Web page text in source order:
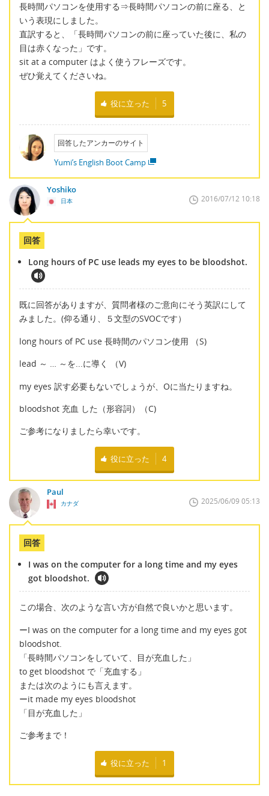
長時間パソコンを使用する⇒長時間パソコンの前に座る、と
いう表現にしました。
直訳すると、「長時間パソコンの前に座っていた後に、私の
目は赤くなった」です。
sit at a computer はよく使うフレーズです。
ぜひ覚えてくださいね。
役に立った 5
回答したアンカーのサイト
Yumi’s English Boot Camp
Yoshiko
日本 2016/07/12 10:18
回答
Long hours of PC use leads my eyes to be bloodshot.
既に回答がありますが、質問者様のご意向にそう英訳にして
みました。(仰る通り、５文型のSVOCです）
long hours of PC use 長時間のパソコン使用 （S)
lead ～ … ～を...に導く （V)
my eyes 訳す必要もないでしょうが、Oに当たりますね。
bloodshot 充血 した（形容詞）（C)
ご参考になりましたら幸いです。
役に立った 4
Paul
カナダ 2025/06/09 05:13
回答
I was on the computer for a long time and my eyes
got bloodshot.
この場合、次のような言い方が自然で良いかと思います。
ーI was on the computer for a long time and my eyes got
bloodshot.
「長時間パソコンをしていて、目が充血した」
to get bloodshot で「充血する」
または次のようにも言えます。
ーit made my eyes bloodshot
「目が充血した」
ご参考まで！
役に立った 1